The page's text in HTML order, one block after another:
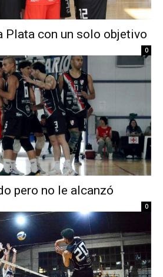
Plata con un solo objetivo
0
pero no le alcanzó
0